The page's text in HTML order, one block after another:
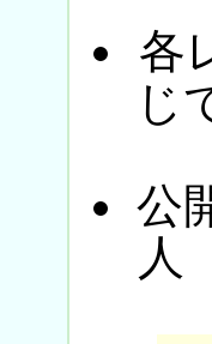
各
じ
公
人